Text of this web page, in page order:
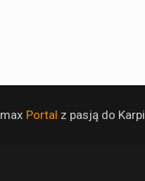
Portal z pasją do Karpi